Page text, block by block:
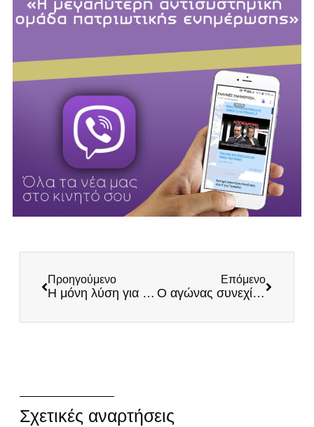
Προηγούμενο
Η μόνη λύση για να σωθεί επιτέλους η Ελλάδα είναι οι ΕΛΛΗΝΕΣ!
Επόμενο
Ο αγώνας συνεχίζεται! Ενημερωτικές δράσεις στην Πάτρα και στα Φάρσαλα
Σχετικές αναρτήσεις